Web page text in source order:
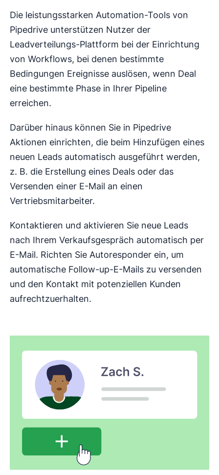
Die leistungsstarken Automation-Tools von
Pipedrive unterstützen Nutzer der
Leadverteilungs-Plattform bei der Einrichtung
von Workflows, bei denen bestimmte
Bedingungen Ereignisse auslösen, wenn Deal
eine bestimmte Phase in Ihrer Pipeline
erreichen.
Darüber hinaus können Sie in Pipedrive
Aktionen einrichten, die beim Hinzufügen eines
neuen Leads automatisch ausgeführt werden,
z. B. die Erstellung eines Deals oder das
Versenden einer E-Mail an einen
Vertriebsmitarbeiter.
Kontaktieren und aktivieren Sie neue Leads
nach Ihrem Verkaufsgespräch automatisch per
E-Mail. Richten Sie Autoresponder ein, um
automatische Follow-up-E-Mails zu versenden
und den Kontakt mit potenziellen Kunden
aufrechtzuerhalten.